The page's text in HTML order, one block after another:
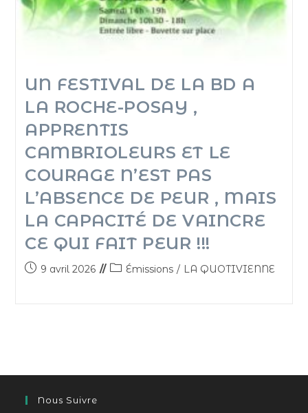
UN FESTIVAL DE LA BD A
LA ROCHE-POSAY ,
APPRENTIS
CAMBRIOLEURS ET LE
COURAGE N’EST PAS
L’ABSENCE DE PEUR , MAIS
LA CAPACITÉ DE VAINCRE
CE QUI FAIT PEUR !!!
9 avril 2026 Émissions / LA QUOTIVIENNE
Nous Suivre